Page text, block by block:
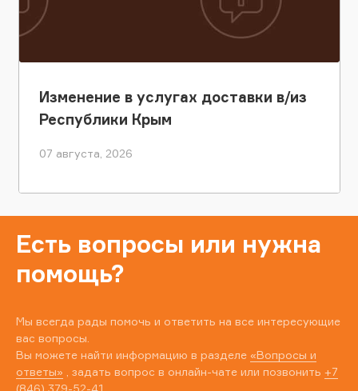
Изменение в услугах доставки в/из
Республики Крым
07 августа, 2026
Есть вопросы или нужна
помощь?
Мы всегда рады помочь и ответить на все интересующие
вас вопросы.
Вы можете найти информацию в разделе «Вопросы и
ответы» , задать вопрос в онлайн-чате или позвонить +7